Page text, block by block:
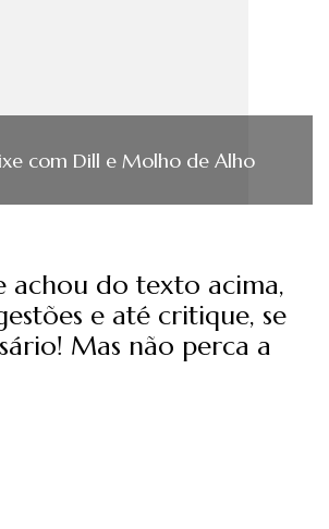
com Dill e Molho de Alho
achou do texto acima,
e até critique, se
Mas não perca a